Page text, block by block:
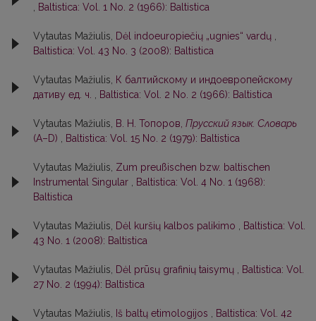
Baltistica: Vol. 1 No. 2 (1966): Baltistica
Vytautas Mažiulis, Dėl indoeuropiečių „ugnies“ vardų
Baltistica: Vol. 43 No. 3 (2008): Baltistica
Vytautas Mažiulis,
К балтийскому и индоевропейскому
дативу ед. ч.
Baltistica: Vol. 2 No. 2 (1966): Baltistica
Vytautas Mažiulis, В. Н. Топоров, Прусский язык. Словарь
(А–D)
Baltistica: Vol. 15 No. 2 (1979): Baltistica
Vytautas Mažiulis, Zum preußischen bzw. baltischen
Instrumental Singular
Baltistica: Vol. 4 No. 1 (1968):
Baltistica
Vytautas Mažiulis, Dėl kuršių kalbos palikimo
Baltistica: Vol.
43 No. 1 (2008): Baltistica
Vytautas Mažiulis, Dėl prūsų grafinių taisymų
Baltistica: Vol.
27 No. 2 (1994): Baltistica
Vytautas Mažiulis, Iš baltų etimologijos
Baltistica: Vol. 42